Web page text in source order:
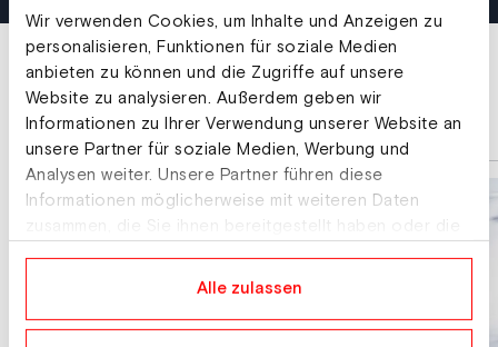
Wir verwenden Cookies, um Inhalte und Anzeigen zu
personalisieren, Funktionen für soziale Medien
anbieten zu können und die Zugriffe auf unsere
Website zu analysieren. Außerdem geben wir
Informationen zu Ihrer Verwendung unserer Website an
unsere Partner für soziale Medien, Werbung und
Analysen weiter. Unsere Partner führen diese
Informationen möglicherweise mit weiteren Daten
Alle zulassen
Weitere Services